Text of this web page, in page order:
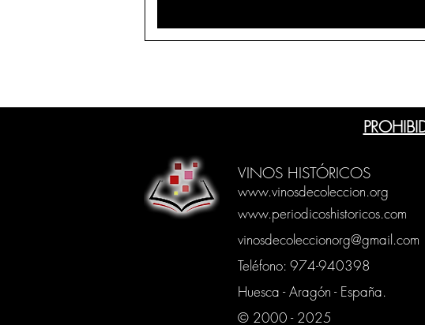
VINOS HISTÓRICOS
www.vinosdecoleccion.org
www.periodicoshistoricos.com
vinosdecoleccionorg@gmail.com
Teléfono: 974-940398
Huesca - Aragón - España.
© 2000 - 2025